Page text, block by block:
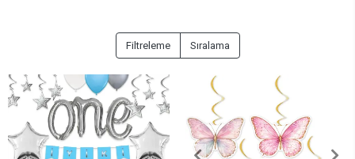
Filtreleme Sıralama